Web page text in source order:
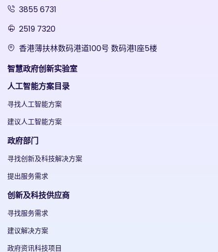
3855 6731
2519 7320
香港薄扶林数码港道100号 数码港1座5楼
智慧政府创新实验室
人工智能方案目录
寻找人工智能方案
建议人工智能方案
政府部门
寻找创新及科技解决方案
提出服务需求
创新及科技供应商
寻找服务需求
建议解决方案
政府资讯科技项目